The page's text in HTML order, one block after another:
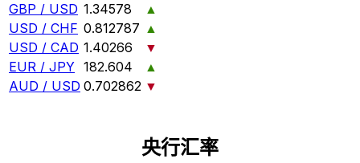
GBP / USD 1.34578
▲
USD / CHF 0.812787 ▲
USD / CAD 1.40266
▼
EUR / JPY 182.604
▲
AUD / USD 0.702862 ▼
央行汇率